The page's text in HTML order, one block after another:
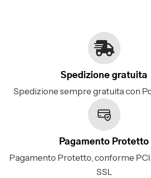
Spedizione gratuita
Spedizione sempre gratuita con
Pagamento Protetto
Pagamento Protetto, conforme
SSL